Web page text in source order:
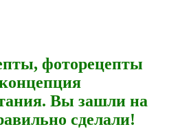
фоторецепты
Вы зашли на
сделали!